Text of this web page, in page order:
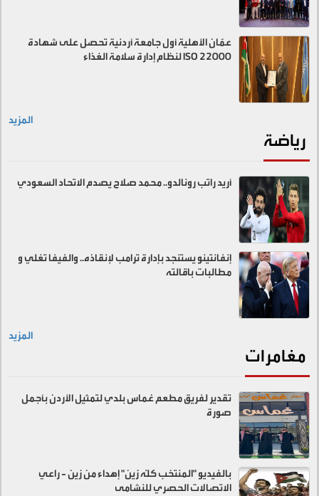
عمّان الأهلية أول جامعة أردنية تحصل على شهادة
ISO 22000 لنظام إدارة سلامة الغذاء
المزيد
رياضة
أريد راتب رونالدو.. محمد صلاح يصدم الاتحاد السعودي
إنفانتينو يستنجد بإدارة ترامب لإنقاذه.. والفيفا تغلي و
مطالبات باقالته
المزيد
مغامرات
تقدير لفريق مطعم غماس بلدي لتمثيل الأردن بأجمل
صورة
بالفيديو "المنتخب كلّه زين" إهداء من زين - راعي
الاتصالات الحصري للنشامى